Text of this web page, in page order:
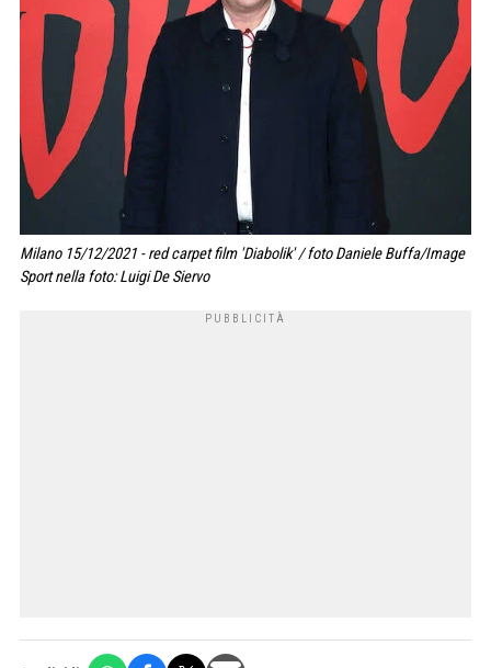
Milano 15/12/2021 - red carpet film 'Diabolik' / foto Daniele Buffa/Image
Sport nella foto: Luigi De Siervo